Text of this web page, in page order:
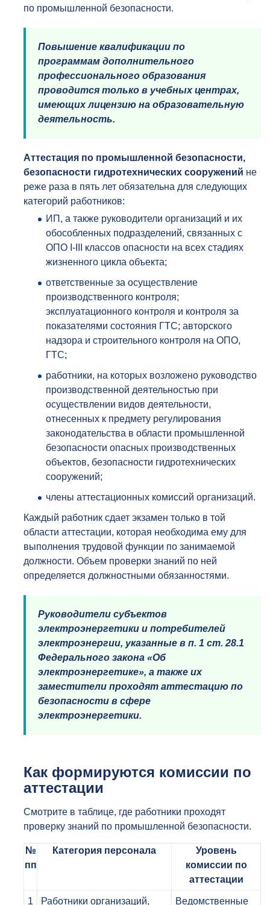
по промышленной безопасности.
Повышение квалификации по
программам дополнительного
профессионального образования
проводится только в учебных центрах,
имеющих лицензию на образовательную
деятельность.
Аттестация по промышленной безопасности,
безопасности гидротехнических сооружений не
реже раза в пять лет обязательна для следующих
категорий работников:
ИП, а также руководители организаций и их
обособленных подразделений, связанных с
ОПО I-III классов опасности на всех стадиях
жизненного цикла объекта;
ответственные за осуществление
производственного контроля;
эксплуатационного контроля и контроля за
показателями состояния ГТС; авторского
надзора и строительного контроля на ОПО,
ГТС;
работники, на которых возложено руководство
производственной деятельностью при
осуществлении видов деятельности,
отнесенных к предмету регулирования
законодательства в области промышленной
безопасности опасных производственных
объектов, безопасности гидротехнических
сооружений;
члены аттестационных комиссий организаций.
Каждый работник сдает экзамен только в той
области аттестации, которая необходима ему для
выполнения трудовой функции по занимаемой
должности. Объем проверки знаний по ней
определяется должностными обязанностями.
Руководители субъектов
электроэнергетики и потребителей
электроэнергии, указанные в п. 1 ст. 28.1
Федерального закона «Об
электроэнергетике», а также их
заместители проходят аттестацию по
безопасности в сфере
электроэнергетики.
Как формируются комиссии по
аттестации
Смотрите в таблице, где работники проходят
проверку знаний по промышленной безопасности.
№
пп
Категория персонала
Уровень
комиссии по
аттестации
1 Работники организаций, Ведомственные